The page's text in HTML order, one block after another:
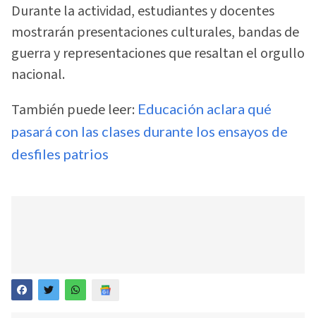
Durante la actividad, estudiantes y docentes
mostrarán presentaciones culturales, bandas de
guerra y representaciones que resaltan el orgullo
nacional.
También puede leer: Educación aclara qué
pasará con las clases durante los ensayos de
desfiles patrios